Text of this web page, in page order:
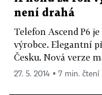
není drahá
Telefon Ascend P6
výrobce. Elegantní
Česku. Nová verze
27. 5. 2014 ▪ 7 min. čtení